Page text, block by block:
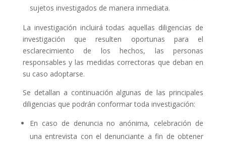
sujetos investigados de manera inmediata.
La investigación incluirá todas aquellas diligencias de
investigación que resulten oportunas para el
esclarecimiento de los hechos, las personas
responsables y las medidas correctoras que deban en
su caso adoptarse.
Se detallan a continuación algunas de las principales
diligencias que podrán conformar toda investigación:
En caso de denuncia no anónima, celebración de
una entrevista con el denunciante a fin de obtener